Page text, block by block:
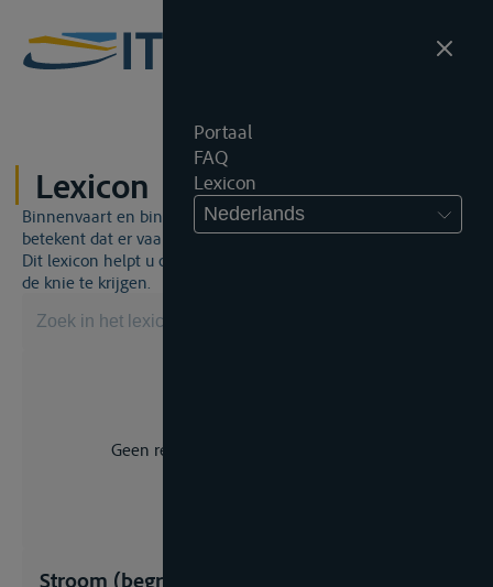
Portaal
FAQ
Lexicon
Nederlands
Lexicon
Binnenvaart en binnenvaartrecht is een unieke wereld. Dat
betekent dat er vaak een specifiek vakjargon gebruikt wordt.
Dit lexicon helpt u om een aantal broodnodige termen onder
de knie te krijgen.
Geen resultaat voor uw zoekopdracht.
Stroom (begrip)